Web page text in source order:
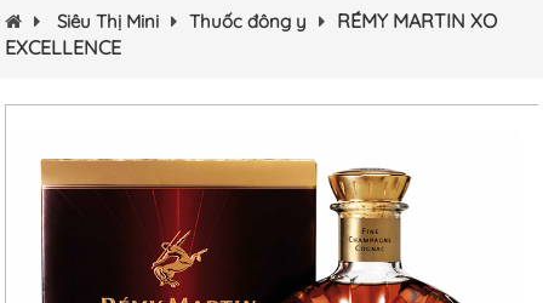
Siêu Thị Mini Thuốc đông y
RÉMY MARTIN XO
EXCELLENCE